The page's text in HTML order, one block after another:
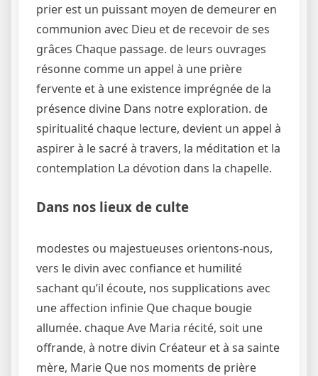
prier est un puissant moyen de demeurer en
communion avec Dieu et de recevoir de ses
grâces Chaque passage. de leurs ouvrages
résonne comme un appel à une prière
fervente et à une existence imprégnée de la
présence divine Dans notre exploration. de
spiritualité chaque lecture, devient un appel à
aspirer à le sacré à travers, la méditation et la
contemplation La dévotion dans la chapelle.
Dans nos lieux de culte
modestes ou majestueuses orientons-nous,
vers le divin avec confiance et humilité
sachant qu’il écoute, nos supplications avec
une affection infinie Que chaque bougie
allumée. chaque Ave Maria récité, soit une
offrande, à notre divin Créateur et à sa sainte
mère, Marie Que nos moments de prière